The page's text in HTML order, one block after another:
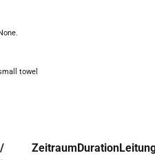
None.
towel
ZeitraumDuration